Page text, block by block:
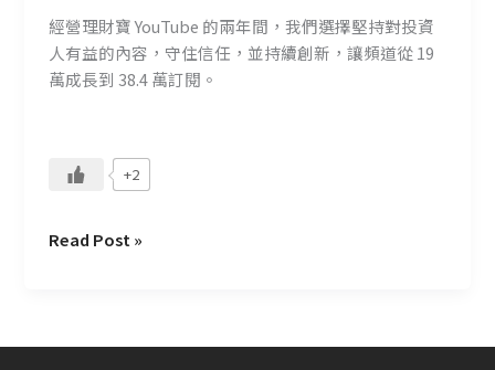
經營理財寶 YouTube 的兩年間，我們選擇堅持對投資
人有益的內容，守住信任，並持續創新，讓頻道從 19
萬成長到 38.4 萬訂閱。
+2
Read Post »